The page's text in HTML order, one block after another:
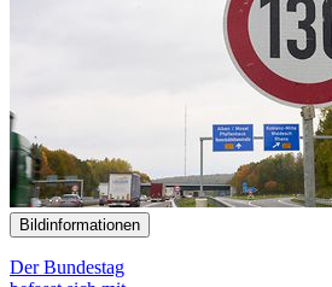
Bildinformationen
Der Bundestag